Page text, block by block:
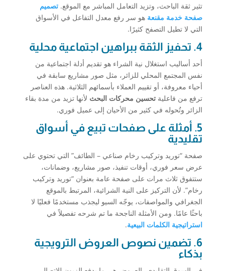
تثير ثقة الباحث، وتزيد التعامل المباشر مع الموقع. تصميم
صفحة خدمة مقنعة هو سر رفع معدل التفاعل في الأسواق
التي لا تطيل التصفح كثيرًا.
4. تحفيز الثقة ببراهين اجتماعية محلية
أحد أساليب استغلال نية الشراء هو تقديم أدلة اجتماعية من
نفس المجتمع المحلي للزائر، مثل صور مشاريع سابقة في
أحياء معروفة، أو تقييم العملاء بأسمائهم الثلاثية. هذه العناصر
ترفع من فاعلية تحسين محركات البحث لأنها تزيد من مدة بقاء
الزائر وتُحوله في كثير من الأحيان إلى عميل فوري.
5. أمثلة على صفحات تبيع في أسواق
تقليدية
صفحة “توريد وتركيب رخام صناعي – الطائف” التي تحتوي على
عرض سعر فوري، أوقات تنفيذ، صور مشاريع، وضمانات،
ستتفوق ثلاث مرات على صفحة عامة بعنوان “توريد وتركيب
رخام”. لأن التركيز على النية الشرائية، المرتبط بالموقع
الجغرافي والمواصفات، يوجّه السيو ليجذب مستخدمًا فعليًا لا
باحثًا عامًا. ومن الأمثلة الناجحة ما تم شرحه تفصيلاً في
استراتيجية الكلمات البيعية.
6. تضمين نصوص العروض الترويجية
بذكاء